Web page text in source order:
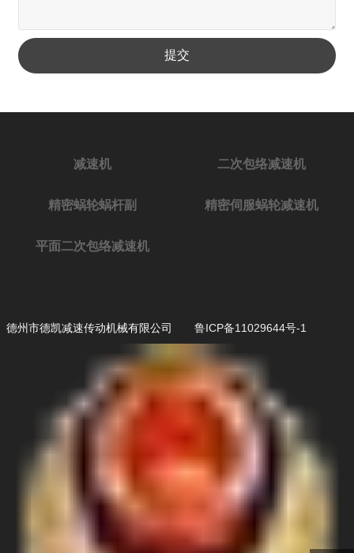
提交
减速机 二次包络减速机
精密蜗轮蜗杆副 精密伺服蜗轮减速机
平面二次包络减速机
德州市德凯减速传动机械有限公司 鲁ICP备11029644号-1